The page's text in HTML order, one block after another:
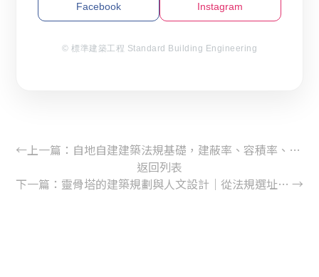
Facebook Instagram
© 標準建築工程 Standard Building Engineering
←上一篇： 自地自建建築法規基礎，建蔽率、容積率、退縮、日照權如何影響你的蓋房夢?
返回列表
下一篇： 靈骨塔的建築規劃與人文設計｜從法規選址、空間配置到景觀綠化 →